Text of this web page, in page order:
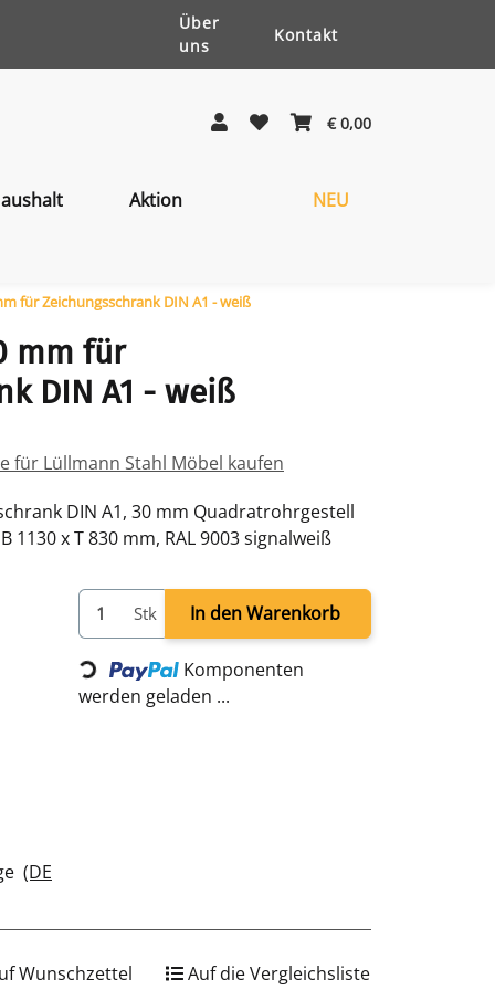
Über
uns
Kontakt
€ 0,00
Aktion NEU
für Zeichungsschrank DIN A1 - weiß
mm für
DIN A1 - weiß
für Lüllmann Stahl Möbel kaufen
DIN A1, 30 mm Quadratrohrgestell
1130 x T 830 mm, RAL 9003 signalweiß
(DE
Stk In den Warenkorb
Loading...
Komponenten
werden geladen ...
Wunschzettel Auf die Vergleichsliste